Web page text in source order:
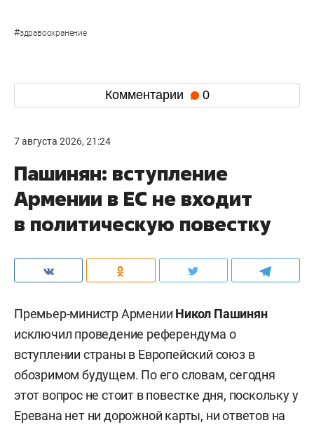
#здравоохранение
Комментарии 0
7 августа 2026, 21:24
Пашинян: вступление
Армении в ЕС не входит
в политическую повестку
Премьер-министр Армении Никол Пашинян
исключил проведение референдума о
вступлении страны в Европейский союз в
обозримом будущем. По его словам, сегодня
этот вопрос не стоит в повестке дня, поскольку у
Еревана нет ни дорожной карты, ни ответов на